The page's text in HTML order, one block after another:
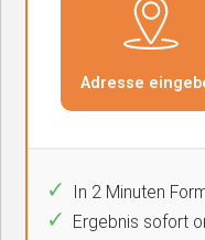
In 2 Minuten
Ergebnis sofort